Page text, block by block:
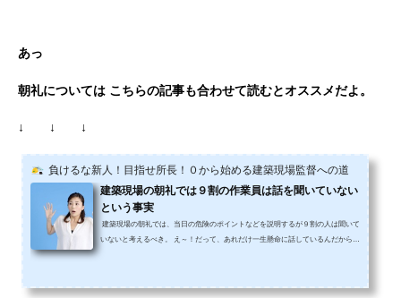
あっ
朝礼については こちらの記事も合わせて読むとオススメだよ。
↓ ↓ ↓
負けるな新人！目指せ所長！０から始める建築現場監督への道
建築現場の朝礼では９割の作業員は話を聞いていない
という事実
建築現場の朝礼では、当日の危険のポイントなどを説明するが９割の人は聞いて
いないと考えるべき。 え～！だって、あれだけ一生懸命に話しているんだから絶